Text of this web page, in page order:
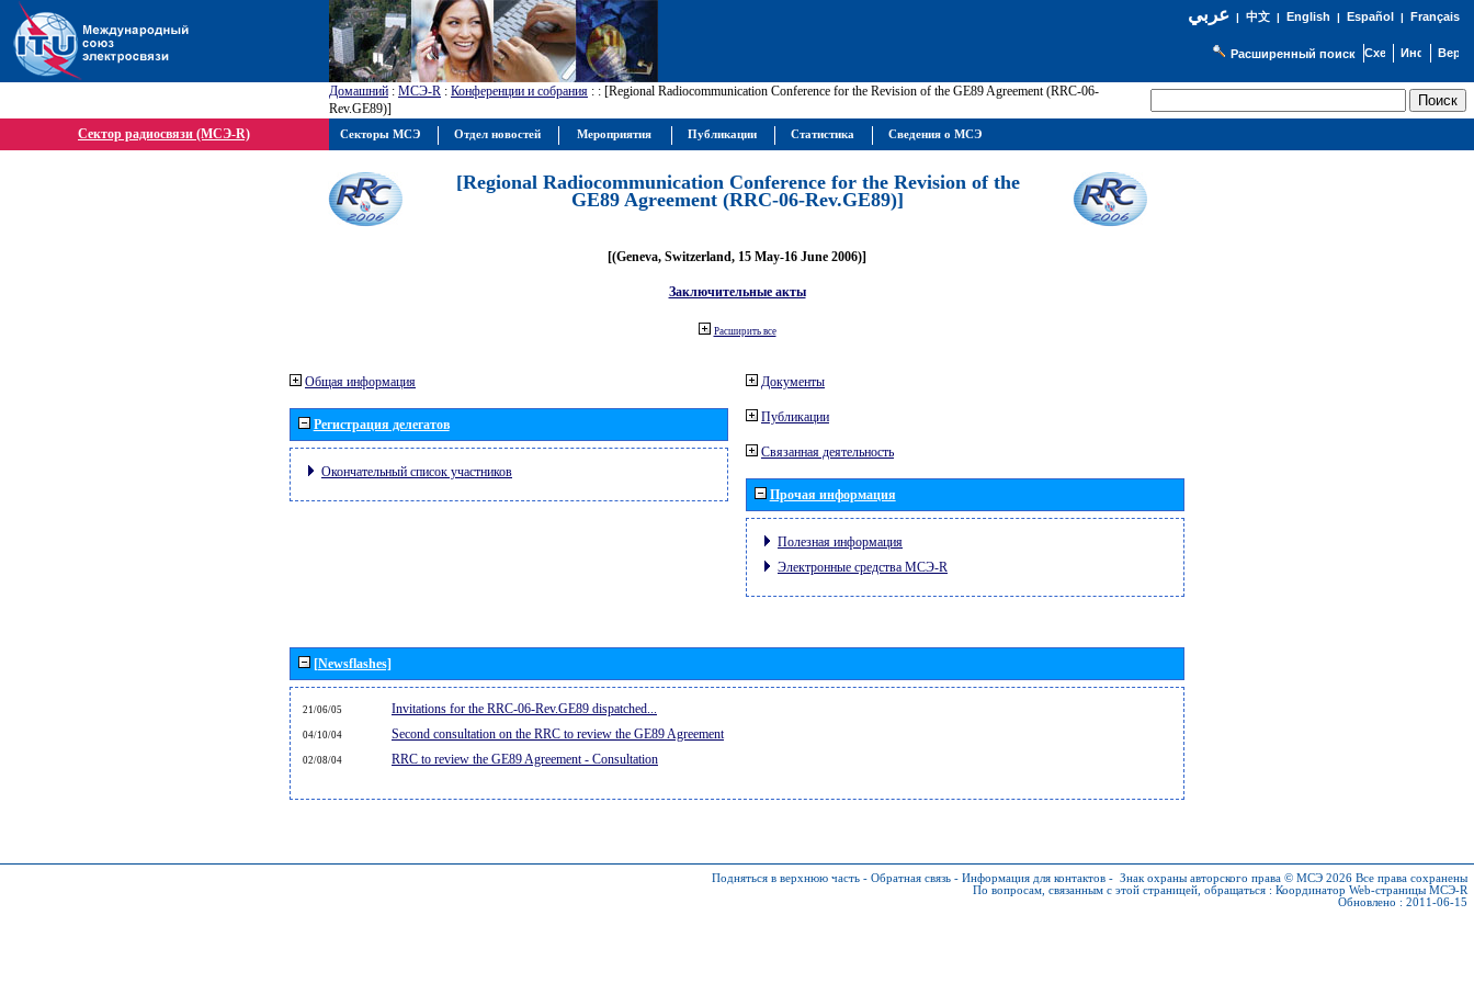
عربي| 中文| English | Español | Français
Расширенный поиск
Домашний : МСЭ-R : Конференции и собрания : : [Regional Radiocommunication Conference for the Revision of the GE89 Agreement (RRC-06-
Rev.GE89)]
Сектор радиосвязи (МСЭ-R)
[Regional Radiocommunication Conference for the Revision of the
GE89 Agreement (RRC-06-Rev.GE89)]
[(Geneva, Switzerland, 15 May-16 June 2006)]
Заключительные акты
Расширить все
Общая информация
Регистрация делегатов
Окончательный список участников
Документы
Публикации
Связанная деятельность
Прочая информация
Полезная информация
Электронные средства МСЭ-R
[Newsflashes]
21/06/05 Invitations for the RRC-06-Rev.GE89 dispatched...
04/10/04 Second consultation on the RRC to review the GE89 Agreement
02/08/04 RRC to review the GE89 Agreement - Consultation
Подняться в верхнюю часть - Обратная связь - Информация для контактов - Знак охраны авторского права © МСЭ 2026 Все права сохранены
По вопросам, связанным с этой страницей, обращаться : Координатор Web-страницы МСЭ-R
Обновлено : 2011-06-15
Секторы МСЭ Отдел новостей Мероприятия Публикации Статистика Сведения о МСЭ